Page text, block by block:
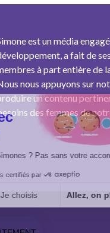
est un média
a fait de
à part entière de
nous appuyons sur
un contenu
des femmes de
avec
?
suivre les Simones ? Pas sans
certifiés par
Je choisis
du